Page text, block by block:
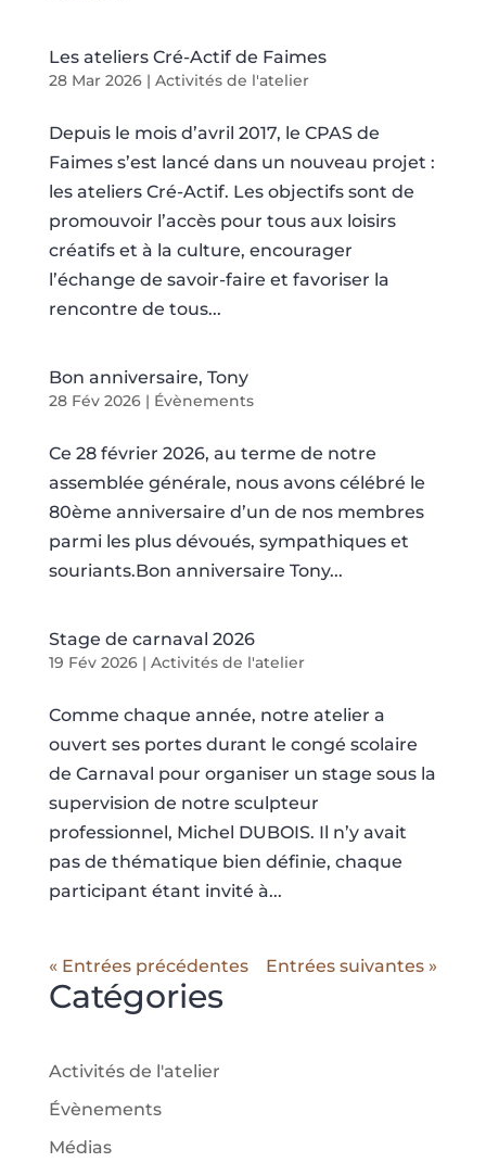
Les ateliers Cré-Actif de Faimes
28 Mar 2026| Activités de l'atelier
Depuis le mois d’avril 2017, le CPAS de
Faimes s’est lancé dans un nouveau projet :
les ateliers Cré-Actif. Les objectifs sont de
promouvoir l’accès pour tous aux loisirs
créatifs et à la culture, encourager
l’échange de savoir-faire et favoriser la
rencontre de tous...
Bon anniversaire, Tony
28 Fév 2026| Évènements
Ce 28 février 2026, au terme de notre
assemblée générale, nous avons célébré le
80ème anniversaire d’un de nos membres
parmi les plus dévoués, sympathiques et
souriants.Bon anniversaire Tony...
Stage de carnaval 2026
19 Fév 2026| Activités de l'atelier
Comme chaque année, notre atelier a
ouvert ses portes durant le congé scolaire
de Carnaval pour organiser un stage sous la
supervision de notre sculpteur
professionnel, Michel DUBOIS. Il n’y avait
pas de thématique bien définie, chaque
participant étant invité à...
« Entrées précédentes Entrées suivantes »
Catégories
Activités de l'atelier
Évènements
Médias